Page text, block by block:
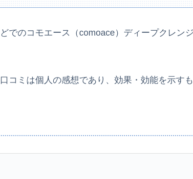
でのコモエース（comoace）ディープクレン
コミは個人の感想であり、効果・効能を示す